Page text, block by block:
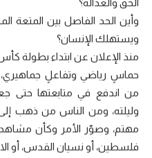
الحق والعدالة؟
وأين الحد الفاصل بين المتعة
ويستهلك الإنسان؟
منذ الإعلان عن ابتداء بطولة
حماسٍ رياضي وتفاعلٍ جماهيري،
من اندفع في متابعتها حتى
وليلته، ومن الناس من ذهب
مهتم، وصوّر الأمر وكأن
فلسطين، أو نسيان القدس، أو